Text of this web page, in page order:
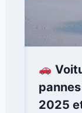
2025